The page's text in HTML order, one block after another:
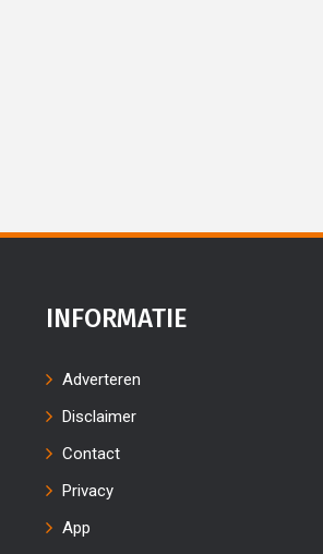
INFORMATIE
Adverteren
Disclaimer
Contact
Privacy
App